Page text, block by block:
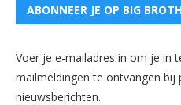
ABONNEER JE OP BIG
Voer je e-mailadres in om je in
mailmeldingen te ontvangen bij
nieuwsberichten.